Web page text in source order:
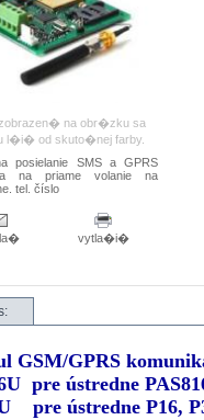
na obr�zku sa
od skuto�nej farby.
posielanie SMS a GPRS
na priame volanie na
tel. číslo
vytla�i�
GSM/GPRS
pre ústredne
pre ústredne P16,